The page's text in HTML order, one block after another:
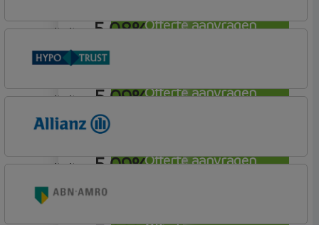
Offerte aanvragen
5,08%
Offerte aanvragen
annuiteit
5,09%
Offerte aanvragen
Basistarief
annuiteit
5,09%
Elan Plus
annuiteit
Allianz